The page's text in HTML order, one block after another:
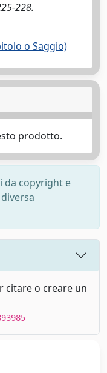
228.
o Saggio)
prodotto.
da copyright e
citare o creare un